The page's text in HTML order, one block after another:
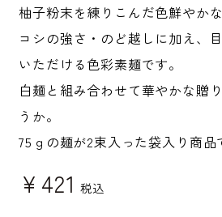
柚子粉末を練りこんだ色鮮やか
コシの強さ・のど越しに加え、
いただける色彩素麺です。
白麺と組み合わせて華やかな贈
うか。
75ｇの麺が2束入った袋入り商品
¥ 421 税込